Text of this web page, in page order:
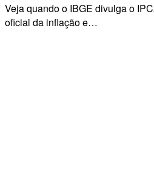
Veja quando o IBGE divulga o
oficial da inflação e…